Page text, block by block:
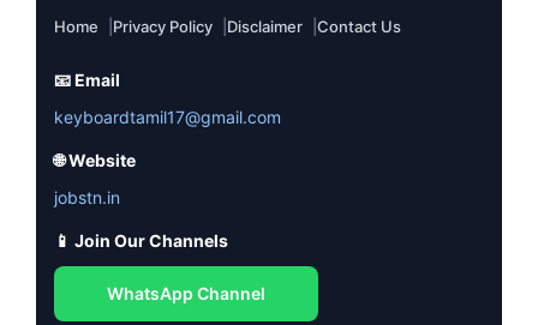
Home Privacy Policy Disclaimer Contact Us
📧 Email
keyboardtamil17@gmail.com
🌐 Website
jobstn.in
📱 Join Our Channels
WhatsApp Channel